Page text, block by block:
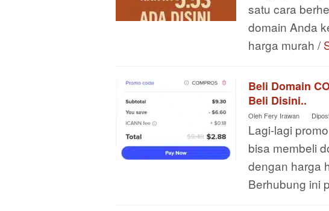
satu cara
domain Anda
harga murah /
Beli Domain
Beli Disini..
Oleh Fery Irawan
Lagi-lagi
bisa membeli
dengan harga
Berhubung ini